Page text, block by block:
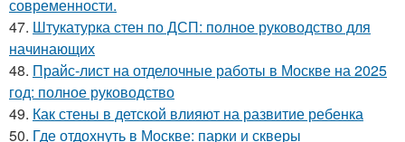
современности.
47. Штукатурка стен по ДСП: полное руководство для
начинающих
48. Прайс-лист на отделочные работы в Москве на 2025
год: полное руководство
49. Как стены в детской влияют на развитие ребенка
50. Где отдохнуть в Москве: парки и скверы